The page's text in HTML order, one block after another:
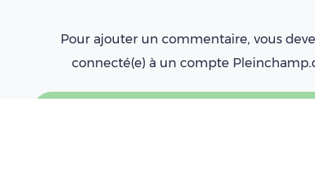
Pour ajouter un commentaire, vous
connecté(e) à un compte